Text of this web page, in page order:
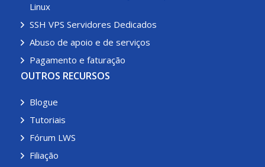
Linux
SSH VPS Servidores Dedicados
Abuso de apoio e de serviços
Pagamento e faturação
OUTROS RECURSOS
Blogue
Tutoriais
Fórum LWS
Filiação